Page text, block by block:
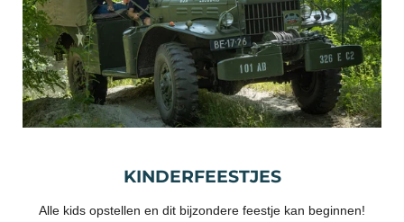
KINDERFEESTJES
Alle kids opstellen en dit bijzondere feestje kan beginnen!